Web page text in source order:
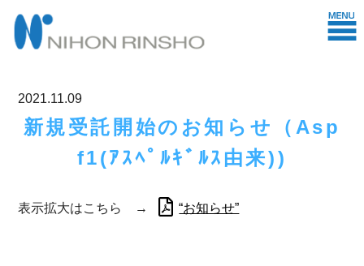
2021.11.09
新規受託開始のお知らせ（Asp
f1(ｱｽﾍﾟﾙｷﾞﾙｽ由来))
表示拡大はこちら → “お知らせ”